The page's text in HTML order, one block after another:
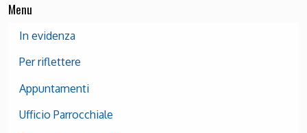
Menu
In evidenza
Per riflettere
Appuntamenti
Ufficio Parrocchiale